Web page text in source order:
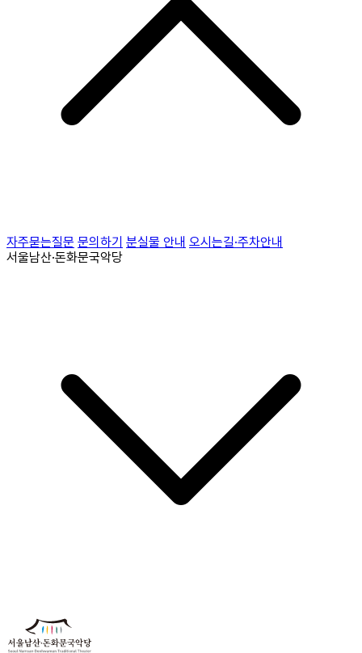
자주묻는질문 문의하기 분실물 안내 오시는길·주차안내
서울남산·돈화문국악당